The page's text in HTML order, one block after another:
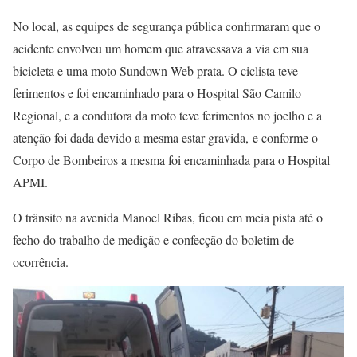
No local, as equipes de segurança pública confirmaram que o
acidente envolveu um homem que atravessava a via em sua
bicicleta e uma moto Sundown Web prata. O ciclista teve
ferimentos e foi encaminhado para o Hospital São Camilo
Regional, e a condutora da moto teve ferimentos no joelho e a
atenção foi dada devido a mesma estar gravida, e conforme o
Corpo de Bombeiros a mesma foi encaminhada para o Hospital
APMI.
O trânsito na avenida Manoel Ribas, ficou em meia pista até o
fecho do trabalho de medição e confecção do boletim de
ocorrência.